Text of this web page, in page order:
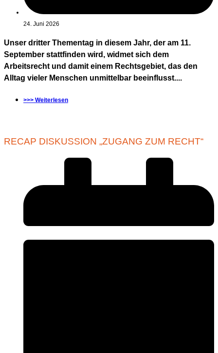
24. Juni 2026
Unser dritter Thementag in diesem Jahr, der am 11.
September stattfinden wird, widmet sich dem
Arbeitsrecht und damit einem Rechtsgebiet, das den
Alltag vieler Menschen unmittelbar beeinflusst....
>>> Weiterlesen
RECAP DISKUSSION „ZUGANG ZUM RECHT“